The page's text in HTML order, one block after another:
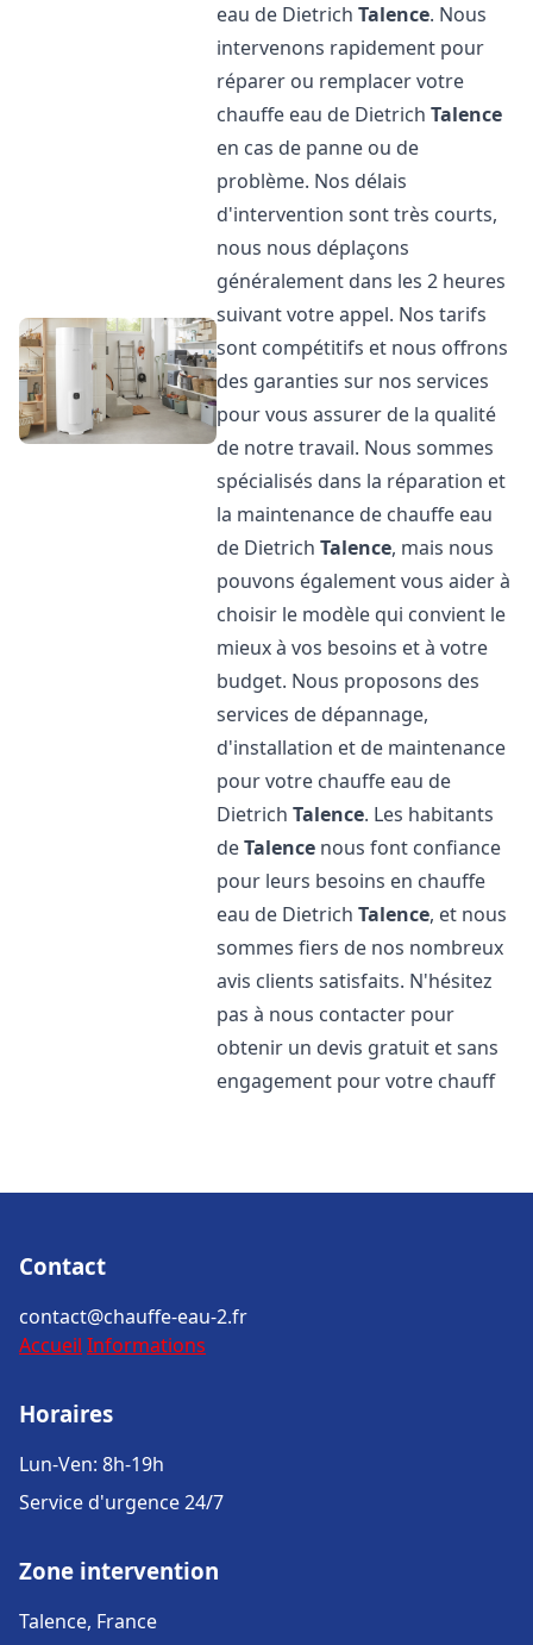
eau de DietrichTalence. Nous
intervenons rapidement pour
réparer ou remplacer votre
chauffe eau de DietrichTalence
en cas de panne ou de
problème. Nos délais
d'intervention sont très courts,
nous nous déplaçons
généralement dans les 2 heures
suivant votre appel. Nos tarifs
sont compétitifs et nous offrons
des garanties sur nos services
pour vous assurer de la qualité
de notre travail. Nous sommes
spécialisés dans la réparation et
la maintenance de chauffe eau
de DietrichTalence, mais nous
pouvons également vous aider à
choisir le modèle qui convient le
mieux à vos besoins et à votre
budget. Nous proposons des
services de dépannage,
d'installation et de maintenance
pour votre chauffe eau de
DietrichTalence. Les habitants
deTalence nous font confiance
pour leurs besoins en chauffe
eau de DietrichTalence, et nous
sommes fiers de nos nombreux
avis clients satisfaits. N'hésitez
pas à nous contacter pour
obtenir un devis gratuit et sans
engagement pour votre chauff
Contact
contact@chauffe-eau-2.fr
Accueil Informations
Horaires
Lun-Ven: 8h-19h
Service d'urgence 24/7
Zone intervention
Talence, France